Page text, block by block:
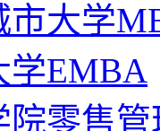
市大学
学EMBA
院零售